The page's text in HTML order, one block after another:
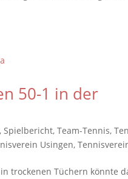
50-1 in der
,Spielbericht,Team-Tennis,
Usingen,
trockenen Tüchern könnte